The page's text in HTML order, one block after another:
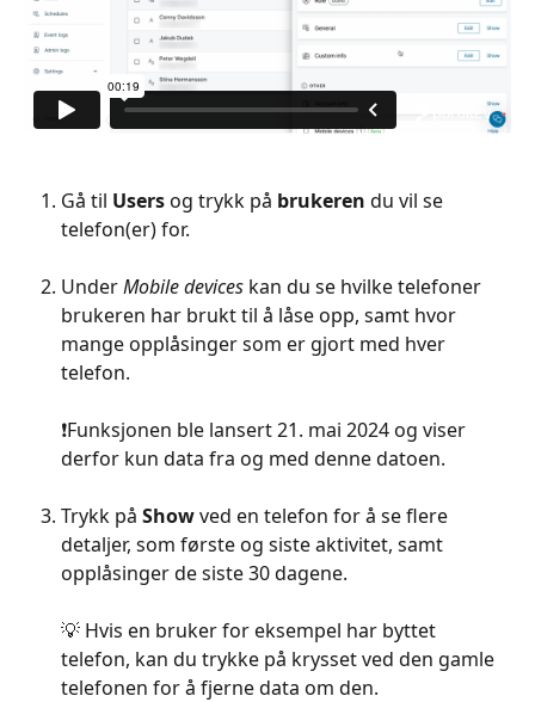
Gå til Users og trykk på brukeren du vil se
telefon(er) for.
Under Mobile devices kan du se hvilke telefoner
brukeren har brukt til å låse opp, samt hvor
mange opplåsinger som er gjort med hver
telefon.
❗️Funksjonen ble lansert 21. mai 2024 og viser
derfor kun data fra og med denne datoen.
Trykk på Show ved en telefon for å se flere
detaljer, som første og siste aktivitet, samt
opplåsinger de siste 30 dagene.
💡 Hvis en bruker for eksempel har byttet
telefon, kan du trykke på krysset ved den gamle
telefonen for å fjerne data om den.